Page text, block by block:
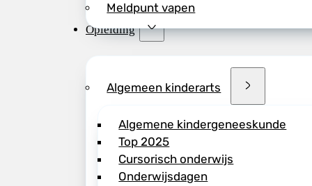
Meldpunt vapen
Opleiding
Algemeen kinderarts
Algemene kindergeneeskunde
Top 2025
Cursorisch onderwijs
Onderwijsdagen